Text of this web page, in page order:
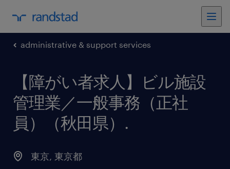
administrative & support services
【障がい者求人】ビル施設
管理業／一般事務（正社
員）（秋田県） .
東京, 東京都